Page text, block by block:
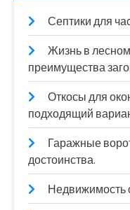
Септики для
Жизнь в
преимущества
Откосы для
подходящий
Гаражные
достоинства.
Недвижимость